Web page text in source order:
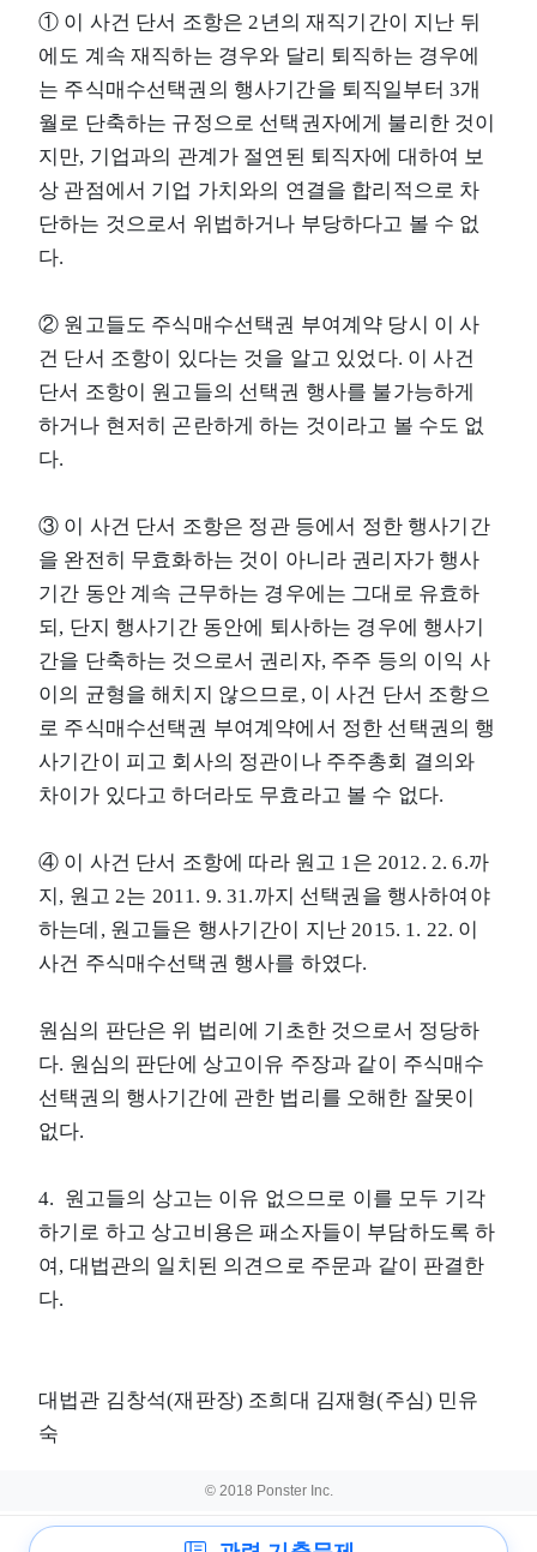
① 이 사건 단서 조항은 2년의 재직기간이 지난 뒤
에도 계속 재직하는 경우와 달리 퇴직하는 경우에
는 주식매수선택권의 행사기간을 퇴직일부터 3개
월로 단축하는 규정으로 선택권자에게 불리한 것이
지만, 기업과의 관계가 절연된 퇴직자에 대하여 보
상 관점에서 기업 가치와의 연결을 합리적으로 차
단하는 것으로서 위법하거나 부당하다고 볼 수 없
다.
② 원고들도 주식매수선택권 부여계약 당시 이 사
건 단서 조항이 있다는 것을 알고 있었다. 이 사건
단서 조항이 원고들의 선택권 행사를 불가능하게
하거나 현저히 곤란하게 하는 것이라고 볼 수도 없
다.
③ 이 사건 단서 조항은 정관 등에서 정한 행사기간
을 완전히 무효화하는 것이 아니라 권리자가 행사
기간 동안 계속 근무하는 경우에는 그대로 유효하
되, 단지 행사기간 동안에 퇴사하는 경우에 행사기
간을 단축하는 것으로서 권리자, 주주 등의 이익 사
이의 균형을 해치지 않으므로, 이 사건 단서 조항으
로 주식매수선택권 부여계약에서 정한 선택권의 행
사기간이 피고 회사의 정관이나 주주총회 결의와
차이가 있다고 하더라도 무효라고 볼 수 없다.
④ 이 사건 단서 조항에 따라 원고 1은 2012. 2. 6.까
지, 원고 2는 2011. 9. 31.까지 선택권을 행사하여야
하는데, 원고들은 행사기간이 지난 2015. 1. 22. 이
사건 주식매수선택권 행사를 하였다.
원심의 판단은 위 법리에 기초한 것으로서 정당하
다. 원심의 판단에 상고이유 주장과 같이 주식매수
선택권의 행사기간에 관한 법리를 오해한 잘못이
없다.
4. 원고들의 상고는 이유 없으므로 이를 모두 기각
하기로 하고 상고비용은 패소자들이 부담하도록 하
여, 대법관의 일치된 의견으로 주문과 같이 판결한
다.
대법관 김창석(재판장) 조희대 김재형(주심) 민유
숙
© 2018 Ponster Inc.